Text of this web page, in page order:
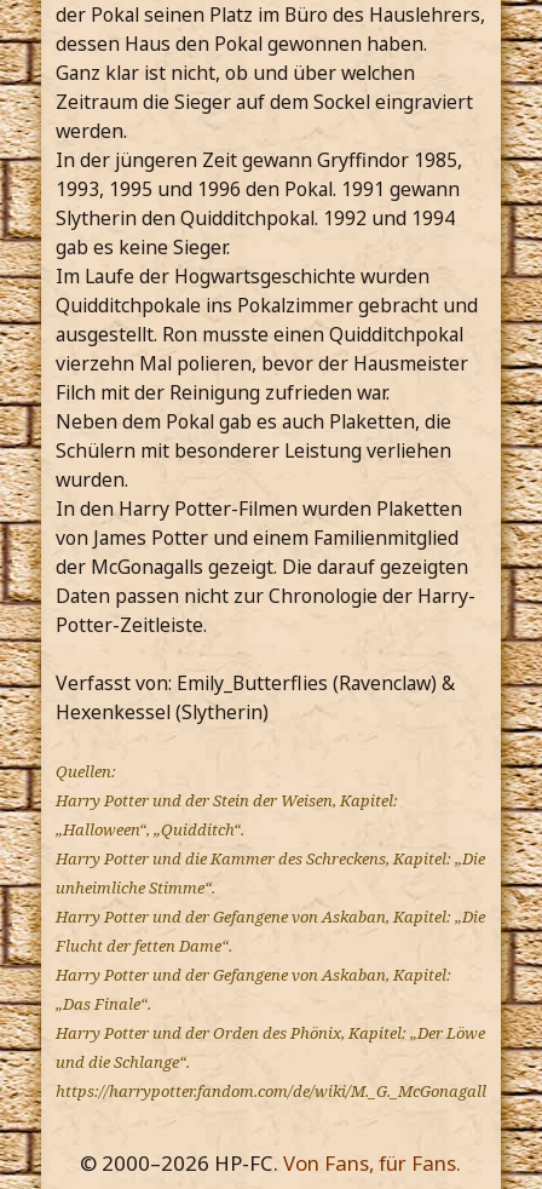
der Pokal seinen Platz im Büro des Hauslehrers,
dessen Haus den Pokal gewonnen haben.
Ganz klar ist nicht, ob und über welchen
Zeitraum die Sieger auf dem Sockel eingraviert
werden.
In der jüngeren Zeit gewann Gryffindor 1985,
1993, 1995 und 1996 den Pokal. 1991 gewann
Slytherin den Quidditchpokal. 1992 und 1994
gab es keine Sieger.
Im Laufe der Hogwartsgeschichte wurden
Quidditchpokale ins Pokalzimmer gebracht und
ausgestellt. Ron musste einen Quidditchpokal
vierzehn Mal polieren, bevor der Hausmeister
Filch mit der Reinigung zufrieden war.
Neben dem Pokal gab es auch Plaketten, die
Schülern mit besonderer Leistung verliehen
wurden.
In den Harry Potter-Filmen wurden Plaketten
von James Potter und einem Familienmitglied
der McGonagalls gezeigt. Die darauf gezeigten
Daten passen nicht zur Chronologie der Harry-
Potter-Zeitleiste.
Verfasst von: Emily_Butterflies (Ravenclaw) &
Hexenkessel (Slytherin)
Quellen:
Harry Potter und der Stein der Weisen, Kapitel:
„Halloween“, „Quidditch“.
Harry Potter und die Kammer des Schreckens, Kapitel: „Die
unheimliche Stimme“.
Harry Potter und der Gefangene von Askaban, Kapitel: „Die
Flucht der fetten Dame“.
Harry Potter und der Gefangene von Askaban, Kapitel:
„Das Finale“.
Harry Potter und der Orden des Phönix, Kapitel: „Der Löwe
und die Schlange“.
https://harrypotter.fandom.com/de/wiki/M._G._McGonagall
© 2000–2026 HP-FC.Von Fans, für Fans.